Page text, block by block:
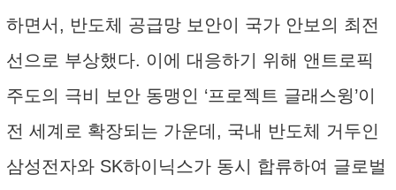
하면서, 반도체 공급망 보안이 국가 안보의 최전
선으로 부상했다. 이에 대응하기 위해 앤트로픽
주도의 극비 보안 동맹인 ‘프로젝트 글래스윙’이
전 세계로 확장되는 가운데, 국내 반도체 거두인
삼성전자와 SK하이닉스가 동시 합류하여 글로벌